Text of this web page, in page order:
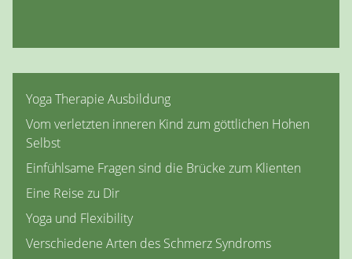
Yoga Therapie Ausbildung
Vom verletzten inneren Kind zum göttlichen Hohen
Selbst
Einfühlsame Fragen sind die Brücke zum Klienten
Eine Reise zu Dir
Yoga und Flexibility
Verschiedene Arten des Schmerz Syndroms